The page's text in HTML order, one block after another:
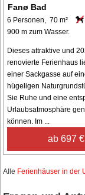
Fanø Bad
6 Personen, 70 m²
900 m zum Wasser.
Dieses attraktive und
renovierte Ferienhaus
einer Sackgasse auf
hügeligen
Sie Ruhe und eine
Urlaubsatmosphäre
können. Im ...
ab 697 €
Alle Ferienhäuser in der